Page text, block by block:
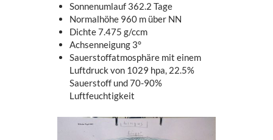
Sonnenumlauf 362.2 Tage
Normalhöhe 960 m über NN
Dichte 7.475 g/ccm
Achsenneigung 3°
Sauerstoffatmosphäre mit einem
Luftdruck von 1029 hpa, 22.5%
Sauerstoff und 70-90%
Luftfeuchtigkeit